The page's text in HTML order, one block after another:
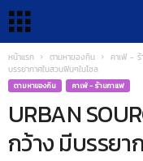
หน้าแรก ตามหาของกิน คาเฟ่ - ร้
บรรยากาศในสวนฟินๆในโซล
ตามหาของกิน คาเฟ่ - ร้านกาแฟ
URBAN
กว้าง มีบรรยา